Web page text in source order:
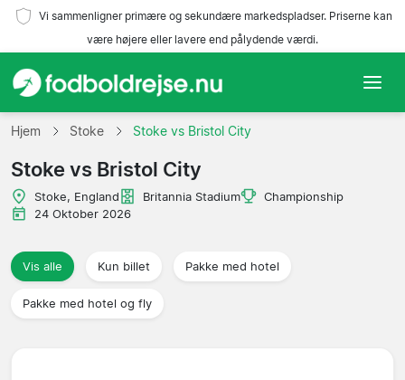
Vi sammenligner primære og sekundære markedspladser. Priserne kan
være højere eller lavere end pålydende værdi.
Hjem
Hold
Ligaer
Rejsebureauer
Hjem Stoke Stoke vs Bristol City
Stoke vs Bristol City
Stoke, England Britannia Stadium
Championship
24 Oktober 2026
Vis alle Kun billet Pakke med hotel
Pakke med hotel og fly